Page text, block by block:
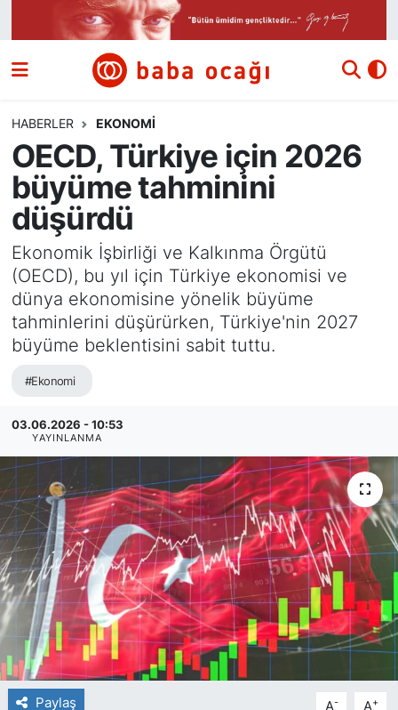
HABERLER EKONOMI
OECD, Türkiye için 2026
büyüme tahminini
düşürdü
Ekonomik İşbirliği ve Kalkınma Örgütü
(OECD), bu yıl için Türkiye ekonomisi ve
dünya ekonomisine yönelik büyüme
tahminlerini düşürürken, Türkiye'nin 2027
büyüme beklentisini sabit tuttu.
#Ekonomi
03.06.2026 - 10:53
YAYINLANMA
Paylaş A- A+
Siyaset
Ekonomi
Dünya
Kültür ve Sanat
Eğitim
Bilim ve Teknoloji
Yazı Dizisi
Nöbetçi Eczaneler
Namaz Vakitleri
Trafik Durumu
Süper Lig Puan Durumu ve Fikstür
Tüm Manşetler
Son Dakika Haberleri
Haber Arşivi